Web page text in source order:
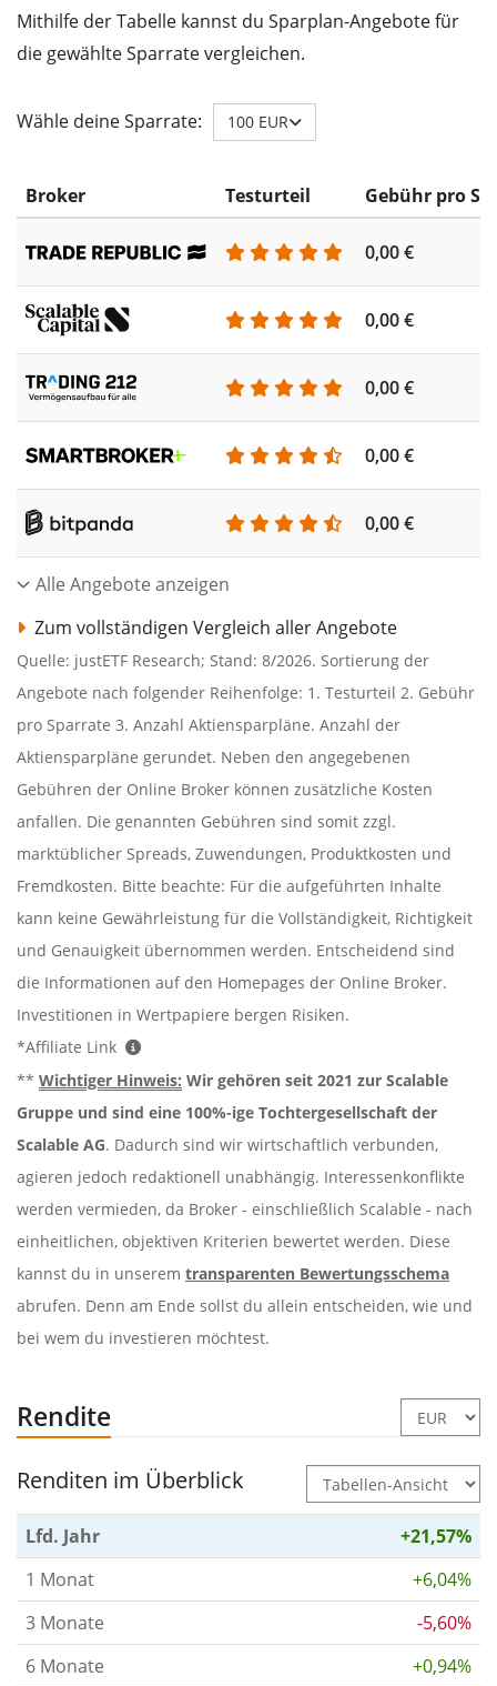
Mithilfe der Tabelle kannst du Sparplan-Angebote für
die gewählte Sparrate vergleichen.
Wähle deine Sparrate: 100 EUR
Broker Testurteil Gebühr pro
0,00 €
0,00 €
0,00 €
0,00 €
0,00 €
Alle Angebote anzeigen
Zum vollständigen Vergleich aller Angebote
Quelle: justETF Research; Stand: 8/2026. Sortierung der
Angebote nach folgender Reihenfolge: 1. Testurteil 2. Gebühr
pro Sparrate 3. Anzahl Aktiensparpläne. Anzahl der
Aktiensparpläne gerundet. Neben den angegebenen
Gebühren der Online Broker können zusätzliche Kosten
anfallen. Die genannten Gebühren sind somit zzgl.
marktüblicher Spreads, Zuwendungen, Produktkosten und
Fremdkosten. Bitte beachte: Für die aufgeführten Inhalte
kann keine Gewährleistung für die Vollständigkeit, Richtigkeit
und Genauigkeit übernommen werden. Entscheidend sind
die Informationen auf den Homepages der Online Broker.
Investitionen in Wertpapiere bergen Risiken.
*Affiliate Link
** Wichtiger Hinweis: Wir gehören seit 2021 zur Scalable
Gruppe und sind eine 100%-ige Tochtergesellschaft der
Scalable AG. Dadurch sind wir wirtschaftlich verbunden,
agieren jedoch redaktionell unabhängig. Interessenkonflikte
werden vermieden, da Broker - einschließlich Scalable - nach
einheitlichen, objektiven Kriterien bewertet werden. Diese
kannst du in unserem transparenten Bewertungsschema
abrufen. Denn am Ende sollst du allein entscheiden, wie und
bei wem du investieren möchtest.
Rendite
Renditen im Überblick
Lfd. Jahr
+21,57%
1 Monat
+6,04%
3 Monate
-5,60%
6 Monate
+0,94%